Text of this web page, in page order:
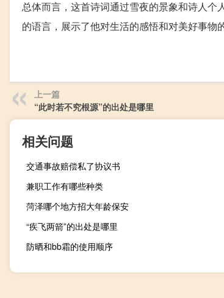
总体而言，这首诗词通过雪夜的景象和诗人
的语言，展示了他对生活的感悟和对美好事物
上一篇
“此时若不究根源”的出处是哪里
相关问题
交通事故赔偿私了协议书
兼职工作有哪些种类
菏泽哪个地方招大年龄保安
“疾飞两箭”的出处是哪里
防晒和bb霜的使用顺序